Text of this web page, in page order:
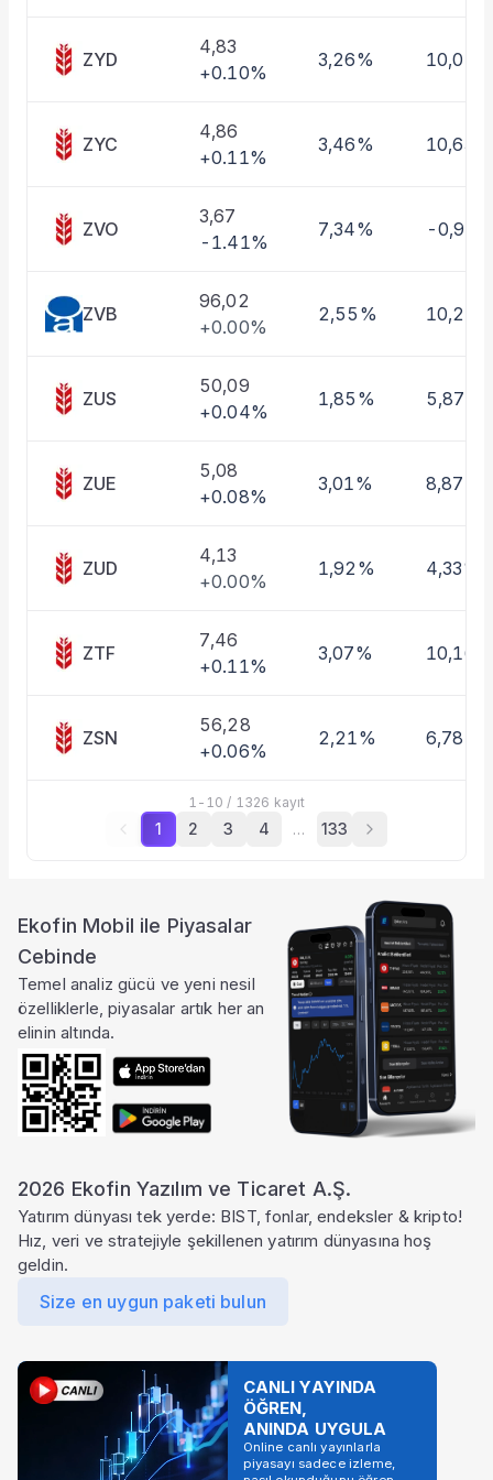
Fiyat Endeks Değişimi
ZYD
4,83
+0.10%
3,26% 10,01%
ZYC
4,86
+0.11%
3,46% 10,63%
ZVO
3,67
-1.41%
7,34% -0,97%
ZVB
96,02
+0.00%
2,55%
ZUS
50,09
+0.04%
1,85% 5,87%
ZUE
5,08
+0.08%
3,01% 8,87%
ZUD
4,13
+0.00%
1,92% 4,33%
ZTF
7,46
+0.11%
3,07% 10,16%
ZSN
56,28
+0.06%
2,21% 6,78%
1 - 10 / 1326 kayıt
1 2 3 4 … 133
Ekofin Mobil ile Piyasalar
Cebinde
Temel analiz gücü ve yeni nesil
özelliklerle, piyasalar artık her an
elinin altında.
2026 Ekofin Yazılım ve Ticaret A.Ş.
Yatırım dünyası tek yerde: BIST, fonlar, endeksler & kripto!
Hız, veri ve stratejiyle şekillenen yatırım dünyasına hoş
geldin.
Size en uygun paketi bulun
CANLI YAYINDA
ÖĞREN,
ANINDA UYGULA
Online canlı yayınlarla
piyasayı sadece izleme,